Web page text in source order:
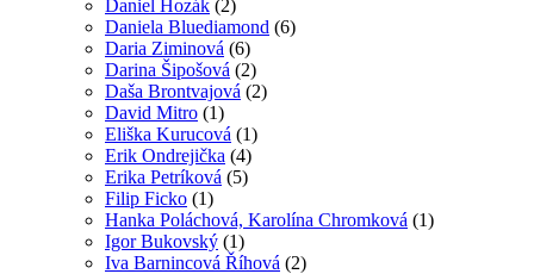
Daniel Hozák (2)
Daniela Bluediamond (6)
Daria Ziminová (6)
Darina Šipošová (2)
Daša Brontvajová (2)
David Mitro (1)
Eliška Kurucová (1)
Erik Ondrejička (4)
Erika Petríková (5)
Filip Ficko (1)
Hanka Poláchová, Karolína Chromková (1)
Igor Bukovský (1)
Iva Barnincová Říhová (2)